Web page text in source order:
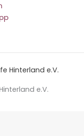
Hinterland e.V.
e.V.